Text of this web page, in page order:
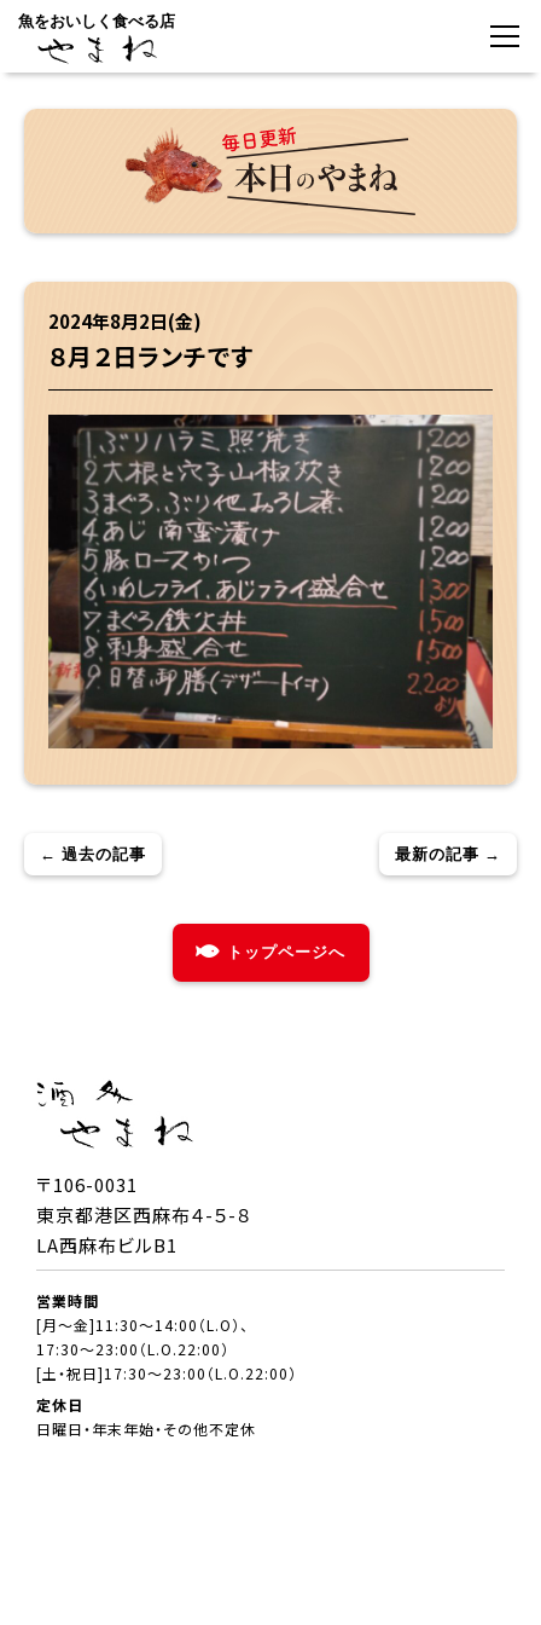
魚をおいしく食べる店
2024年8月2日(金)
８月２日ランチです
← 過去の記事 最新の記事 →
トップページへ
〒106-0031
東京都港区西麻布４-５-８
LA西麻布ビルB1
営業時間
[月～金]11:30～14:00（L.O）、
17:30～23:00（L.O.22:00）
[土・祝日]17:30～23:00（L.O.22:00）
定休日
日曜日・年末年始・その他不定休